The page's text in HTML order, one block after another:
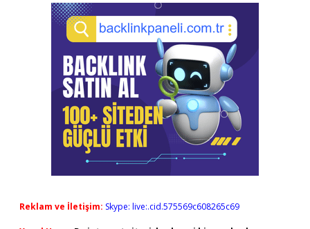
Reklam ve İletişim: Skype: live:.cid.575569c608265c69